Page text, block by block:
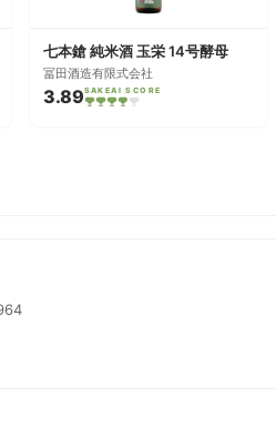
七本鎗 純米酒 玉栄 14号酵母
冨田酒造有限式会社
3.89SAKEAI SCORE